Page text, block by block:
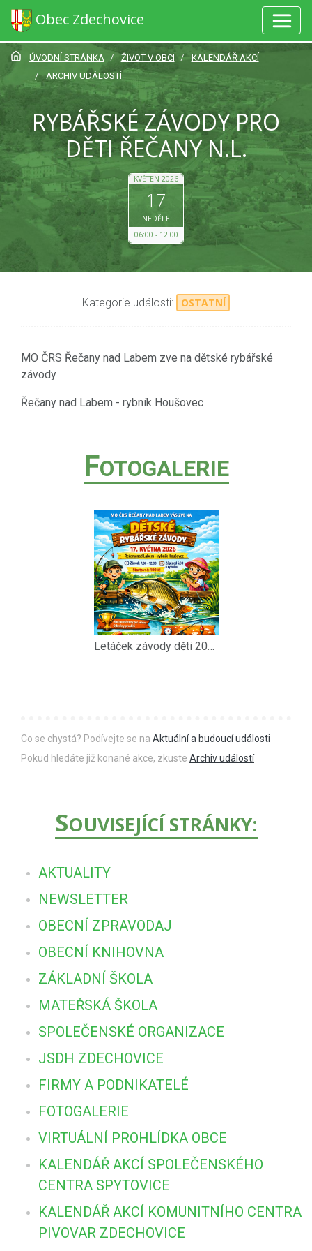
Obec Zdechovice
ÚVODNÍ STRÁNKA ŽIVOT V OBCI
KALENDÁŘ AKCÍ
ARCHIV UDÁLOSTÍ
RYBÁŘSKÉ ZÁVODY PRO
DĚTI ŘEČANY N.L.
KVĚTEN 2026
17
NEDĚLE
06:00
12:00
Kategorie události: OSTATNÍ
MO ČRS Řečany nad Labem zve na dětské rybářské
závody
Řečany nad Labem - rybník Houšovec
FOTOGALERIE
Letáček závody děti 2026_1
Co se chystá? Podívejte se na Aktuální a budoucí události
Pokud hledáte již konané akce, zkuste Archiv událostí
SOUVISEJÍCÍ STRÁNKY:
AKTUALITY
NEWSLETTER
OBECNÍ ZPRAVODAJ
OBECNÍ KNIHOVNA
ZÁKLADNÍ ŠKOLA
MATEŘSKÁ ŠKOLA
SPOLEČENSKÉ ORGANIZACE
JSDH ZDECHOVICE
FIRMY A PODNIKATELÉ
FOTOGALERIE
VIRTUÁLNÍ PROHLÍDKA OBCE
KALENDÁŘ AKCÍ SPOLEČENSKÉHO
CENTRA SPYTOVICE
KALENDÁŘ AKCÍ KOMUNITNÍHO CENTRA
PIVOVAR ZDECHOVICE